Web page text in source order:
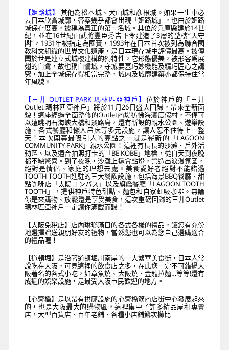
【姬路城】
其他為松本城、犬山城和彥根城。如果一生中必
去日本欣賞城廓，答案幾乎都會出現「姬路城」，也由於姬路
城保存度高，被稱為真正的第一名城。其位於兵庫縣建於14世
紀，並在16世紀由武將豐臣秀吉下令建造了3層的望樓“天守
閣”，1931年被指定為國寶，1993年在日本首次被列為聯合國
教科文組織的世界文化遺產，是日本現存城中評價最高。被傳
聞於世是連立式城樓建構的獨特性，它形態優美，被形容爲展
翅的白鷺，故也稱白鷺城，守城要塞巧妙機能及精巧匠心之講
究，加上全城保存得相當完整，城内及城廓建築亦都保持住當
年風貌。
【三井 OUTLET PARK 瑪林匹亞神戶】 位於神戶的「三井
Outlet 瑪林匹亞神戶」將於11月26日盛大回歸，帶來全新面
貌！這座經過全面整修的Outlet商場彷彿海濱度假村，不僅可
以遠眺明石海峽大橋和淡路島，還有新設的親水公園、遊樂設
施、各式餐廳和懶人吊床等多元設施，讓人忍不住待上一整
天！本次開幕最吸引人的亮點之一就是嶄新的「LAGOON
COMMUNITY PARK」親水公園！這裡有長長的沙灘、戶外活
動區、以及適合拍照打卡的「BE KOBE」地標，從白天到夜晚
都不缺驚喜。到了夜晚，沙灘上還會點燈，營造出浪漫氛圍，
絕對是情侶、家庭的理想去處。美食愛好者絕對不能錯過
TOOTH TOOTH進駐的三大餐飲設施，包括海景BBQ餐廳、甜
點咖啡店「太陽コンパス」以及旗艦餐廳「LAGOON TOOTH
TOOTH」，提供神戶特色甜點、麵包和自家虹吸咖啡。無論
你是來購物、放鬆還是享受美食，這次重磅回歸的三井Outlet
瑪林匹亞神戶一定讓你滿載而歸！
【大阪免稅店】店內琳瑯滿目的各式各樣的禮品，讓您有充份
地選擇贈送親朋好友的禮物，當然您也可以為您自己選購適合
的禮品喔！
【道頓堀】是沿著道頓堀川南岸的一大繁華美食街，日本人常
說吃在大阪，可見這裡的飲食店之多，在此您一定不可錯過大
阪著名的各式小吃，如章魚燒、大阪燒、金龍拉麵…等等!還有
成遍的娛樂設施，是最受大阪市民歡迎的地方。
【心齋橋】是以帶有拱廊設施的心齋橋筋商店街中心發展起來
的，也是大阪最大的購物區，這裡集中了許多精品屋和專賣
店，大型百貨店、百年老鋪、各種小店鋪鱗次櫛比